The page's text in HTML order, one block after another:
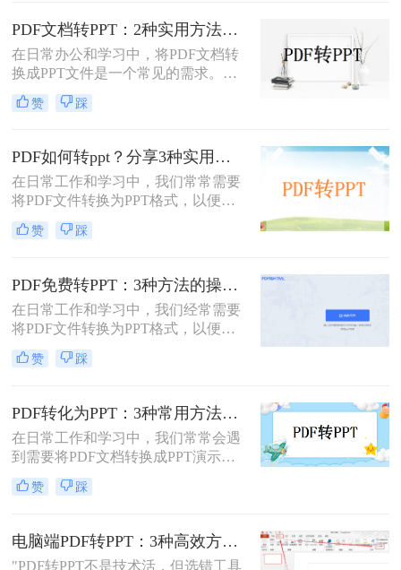
和动态展示效果。那么pdf转ppt怎么
操作呢？本文将介绍五种将PDF转换
为PPT的方法，帮助您轻松完成这一
任务。
PDF文档转PPT：2种实用方法的关键参数和输出对比！
在日常办公和学习中，将PDF文档转
换成PPT文件是一个常见的需求。
PDF文件因其跨平台性和格式稳定性
而广受欢迎，但在某些情况下，我们
以便进行演示、分享或编辑。那么pdf
文档如何转化成ppt呢？本文将介绍两
种将PDF文档转化成PPT的实用方
法。
赞 踩
PDF如何转ppt？分享3种实用的压缩方法！
在日常工作和学习中，我们常常需要
将PDF文件转换为PPT格式，以便进
行演示或进一步编辑。PDF文件以其
固定格式和跨平台的优势而广受欢
辑功能和动态展示效果。那么PDF如
何转PPT呢？本文将介绍三种将PDF
转换为PPT的方法，帮助您轻松完成
这一任务。
赞 踩
PDF免费转PPT：3种方法的操作步骤和常见报错处理!
在日常工作和学习中，我们经常需要
将PDF文件转换为PPT格式，以便进
行演示和分享。那么如何免费将pdf转
换成PPT呢？本文将介绍三种免费将
赞 踩
PDF转化为PPT：3种常用方法在不同PPT版本下的兼容性！
在日常工作和学习中，我们常常会遇
到需要将PDF文档转换成PPT演示文
稿的情况。无论是为了更好地展示信
息，还是为了方便编辑，掌握如何进
么怎么将pdf转化为ppt呢？本文将介
绍三种常用的方法来实现PDF到PPT
赞 踩
电脑端PDF转PPT：3种高效方法的操作步骤和格式保留设置！
"PDF转PPT不是技术活，但选错工具